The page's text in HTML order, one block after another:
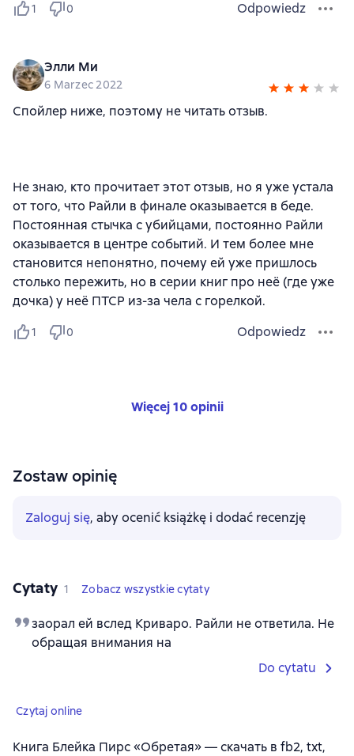
1 0 Odpowiedz
Элли Ми
6 Marzec 2022
Спойлер ниже, поэтому не читать отзыв.
Не знаю, кто прочитает этот отзыв, но я уже устала
от того, что Райли в финале оказывается в беде.
Постоянная стычка с убийцами, постоянно Райли
оказывается в центре событий. И тем более мне
становится непонятно, почему ей уже пришлось
столько пережить, но в серии книг про неё (где уже
дочка) у неё ПТСР из-за чела с горелкой.
1 0 Odpowiedz
Więcej 10 opinii
Zostaw opinię
Zaloguj się, aby ocenić książkę i dodać recenzję
Cytaty 1 Zobacz wszystkie cytaty
заорал ей вслед Криваро. Райли не ответила. Не
обращая внимания на
Do cytatu
Czytaj online
Книга Блейка Пирс «Обретая» — скачать в fb2, txt,